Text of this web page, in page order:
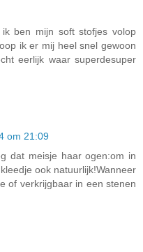
ben mijn soft stofjes volop
ik er mij heel snel gewoon
eerlijk waar superdesuper
om 21:09
dat meisje haar ogen:om in
ook natuurlijk!Wanneer
of verkrijgbaar in een stenen